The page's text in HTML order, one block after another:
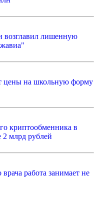
возглавил лишенную
цены на школьную форму
криптообменника в
2 млрд рублей
работа занимает не